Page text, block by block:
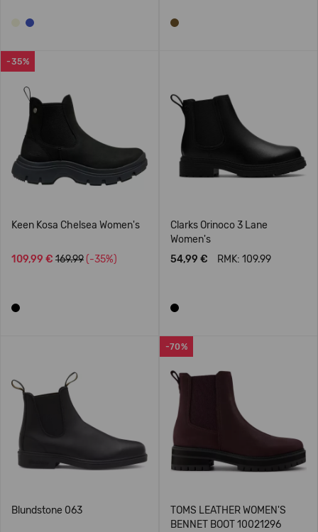
-35%
Keen Kosa Chelsea Women's
109,99 € 169.99 (-35%)
Clarks Orinoco 3 Lane
Women's
54,99 €
RMK: 109.99
Blundstone 063
-70%
TOMS LEATHER WOMEN'S
BENNET BOOT 10021296